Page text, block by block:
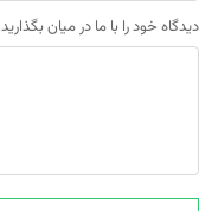
دیدگاه خود را با ما در میان بگذارید